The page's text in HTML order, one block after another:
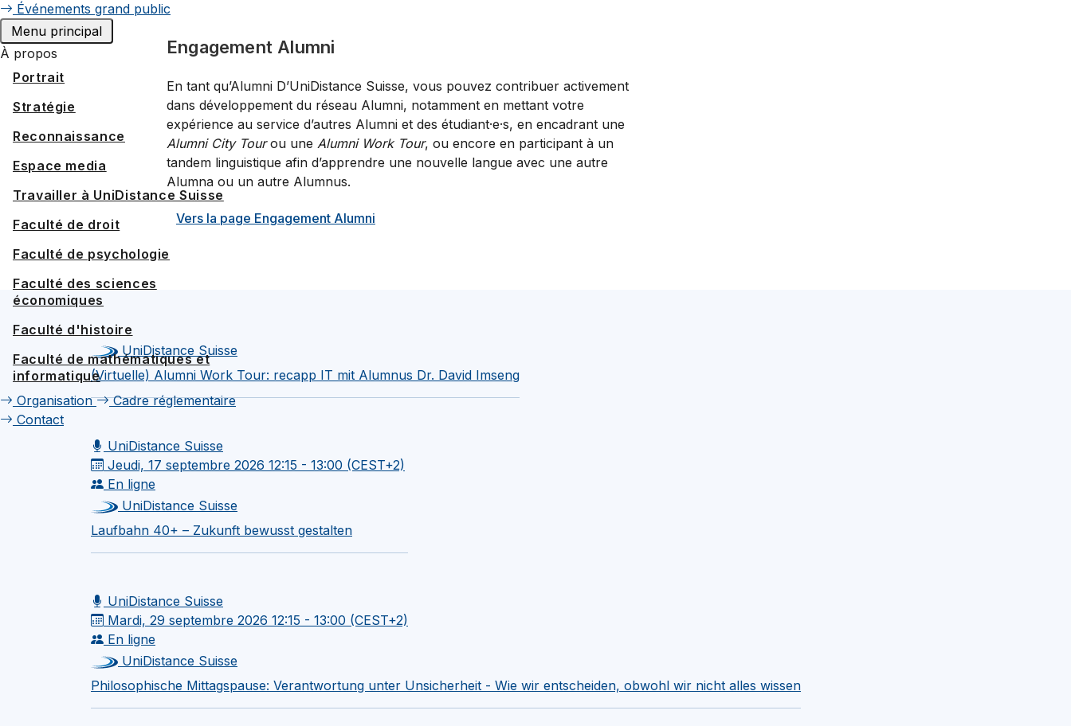
Événements grand public
Menu principal
À propos
Portrait
Stratégie
Reconnaissance
Espace media
Travailler à UniDistance Suisse
Faculté de droit
Faculté de psychologie
Faculté des sciences
économiques
Faculté d'histoire
Faculté de mathématiques et
informatique
Organisation
Cadre réglementaire
Contact
Engagement Alumni
En tant qu’Alumni D’UniDistance Suisse, vous pouvez contribuer activement
dans développement du réseau Alumni, notamment en mettant votre
expérience au service d’autres Alumni et des étudiant·e·s, en encadrant une
Alumni City Tourou une Alumni Work Tour, ou encore en participant à un
tandem linguistique afin d’apprendre une nouvelle langue avec une autre
Alumna ou un autre Alumnus.
Vers la page Engagement Alumni
UniDistance Suisse
(Virtuelle) Alumni Work Tour: recapp IT mit Alumnus Dr. David Imseng
UniDistance Suisse
Jeudi, 17 septembre 2026 12:15 - 13:00 (CEST+2)
En ligne
UniDistance Suisse
Laufbahn 40+ – Zukunft bewusst gestalten
UniDistance Suisse
Mardi, 29 septembre 2026 12:15 - 13:00 (CEST+2)
En ligne
UniDistance Suisse
Philosophische Mittagspause: Verantwortung unter Unsicherheit - Wie wir entscheiden, obwohl wir nicht alles wissen